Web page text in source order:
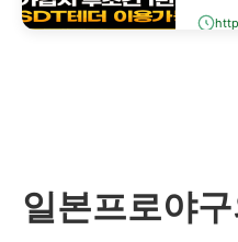
400
일본프로야